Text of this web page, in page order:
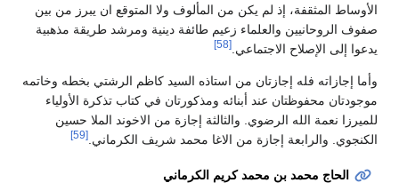
الأوساط المثقفة، إذ لم يكن من المألوف ولا المتوقع ان يبرز من بين
صفوف الروحانيين والعلماء زعيم طائفة دينية ومرشد طريقة مذهبية
يدعوا إلى الإصلاح الاجتماعي. [58]
وأما إجازاته فله إجازتان من استاذه السيد كاظم الرشتي بخطه وخاتمه
موجودتان محفوظتان عند أبنائه ومذكورتان في كتاب تذكرة الأولياء
للميرزا نعمة الله الرضوي. والثالثة إجازة من الاخوند الملا حسين
الكنجوي. والرابعة إجازة من الاغا محمد شريف الكرماني. [59]
الحاج محمد بن محمد كريم الكرماني